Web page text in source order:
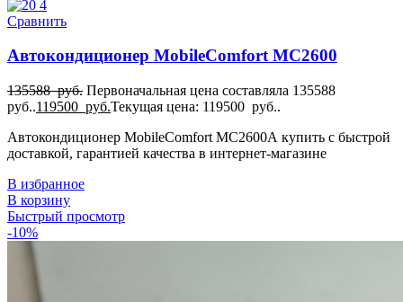
Сравнить
Автокондиционер MobileComfort MC2600
135588руб. Первоначальная цена составляла 135588
руб..119500 руб.Текущая цена: 119500 руб..
Автокондиционер MobileComfort MC2600А купить с быстрой
доставкой, гарантией качества в интернет-магазине
В избранное
В корзину
Быстрый просмотр
-10%